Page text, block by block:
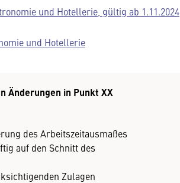
und Hotellerie, gültig ab 1.11.2024
und Hotellerie
Änderungen in Punkt XX
des Arbeitszeitausmaßes
auf den Schnitt des
Zulagen